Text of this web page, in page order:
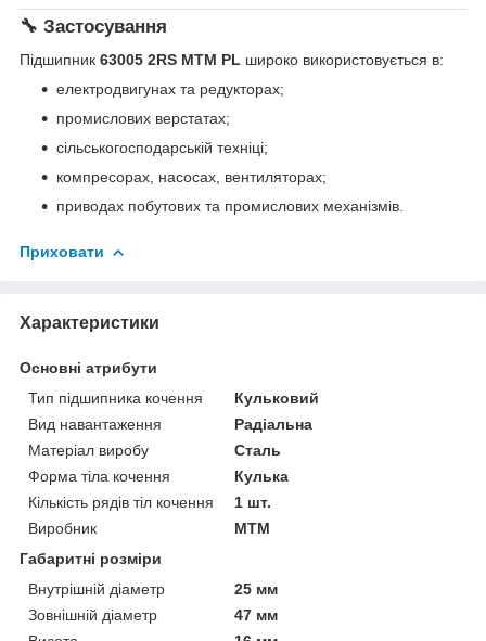
🔧 Застосування
Підшипник 63005 2RS MTM PL широко використовується в:
електродвигунах та редукторах;
промислових верстатах;
сільськогосподарській техніці;
компресорах, насосах, вентиляторах;
приводах побутових та промислових механізмів.
Приховати
Характеристики
Основні атрибути
Тип підшипника кочення
Кульковий
Вид навантаження
Радіальна
Матеріал виробу
Сталь
Форма тіла кочення
Кулька
Кількість рядів тіл кочення
1 шт.
Виробник
MTM
Габаритні розміри
Внутрішній діаметр
25 мм
Зовнішній діаметр
47 мм